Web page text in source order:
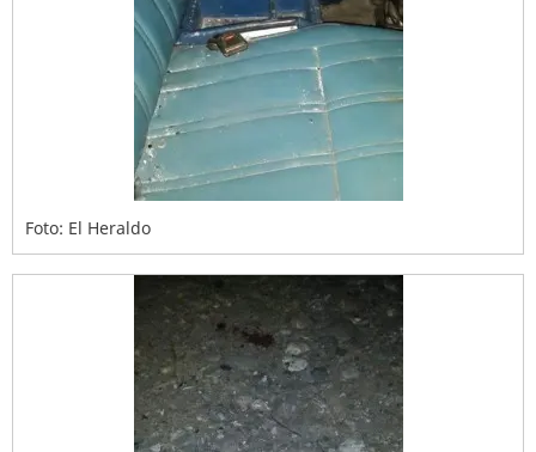
Foto: El Heraldo